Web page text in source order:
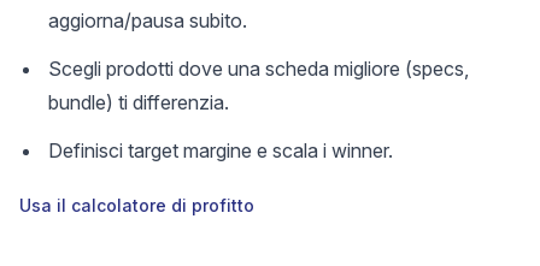
aggiorna/pausa subito.
Scegli prodotti dove una scheda migliore (specs,
bundle) ti differenzia.
Definisci target margine e scala i winner.
Usa il calcolatore di profitto